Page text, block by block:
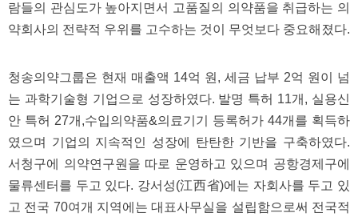
람들의 관심도가 높아지면서 고품질의 의약품을 취급하는 의
약회사의 전략적 우위를 고수하는 것이 무엇보다 중요해졌다.
청송의약그룹은 현재 매출액 14억 원, 세금 납부 2억 원이 넘
는 과학기술형 기업으로 성장하였다. 발명 특허 11개, 실용신
안 특허 27개,수입의약품&의료기기 등록허가 44개를 획득하
였으며 기업의 지속적인 성장에 탄탄한 기반을 구축하였다.
서청구에 의약연구원을 따로 운영하고 있으며 공항경제구에
물류센터를 두고 있다. 강서성(江西省)에는 자회사를 두고 있
고 전국 70여개 지역에는 대표사무실을 설립함으로써 전국적